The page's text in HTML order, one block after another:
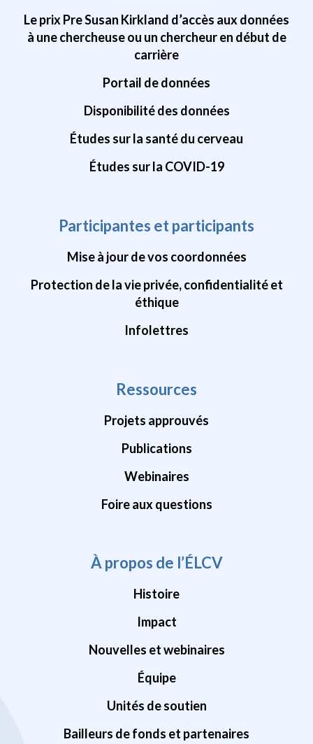
Le prix Pre Susan Kirkland d’accès aux données
à une chercheuse ou un chercheur en début de
carrière
Portail de données
Disponibilité des données
Études sur la santé du cerveau
Études sur la COVID-19
Participantes et participants
Mise à jour de vos coordonnées
Protection de la vie privée, confidentialité et
éthique
Infolettres
Ressources
Projets approuvés
Publications
Webinaires
Foire aux questions
À propos de l’ÉLCV
Histoire
Impact
Nouvelles et webinaires
Équipe
Unités de soutien
Bailleurs de fonds et partenaires